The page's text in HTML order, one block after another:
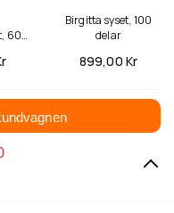
60
Birgitta syset, 100
delar
899,00 Kr